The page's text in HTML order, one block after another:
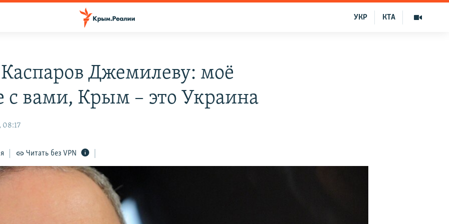
КТА
УКР
Джемилеву: моё
с вами, Крым – это Украина
08:17
Читать без VPN